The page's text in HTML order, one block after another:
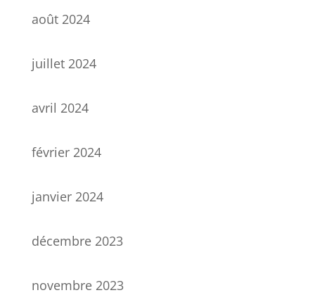
août 2024
juillet 2024
avril 2024
février 2024
janvier 2024
décembre 2023
novembre 2023